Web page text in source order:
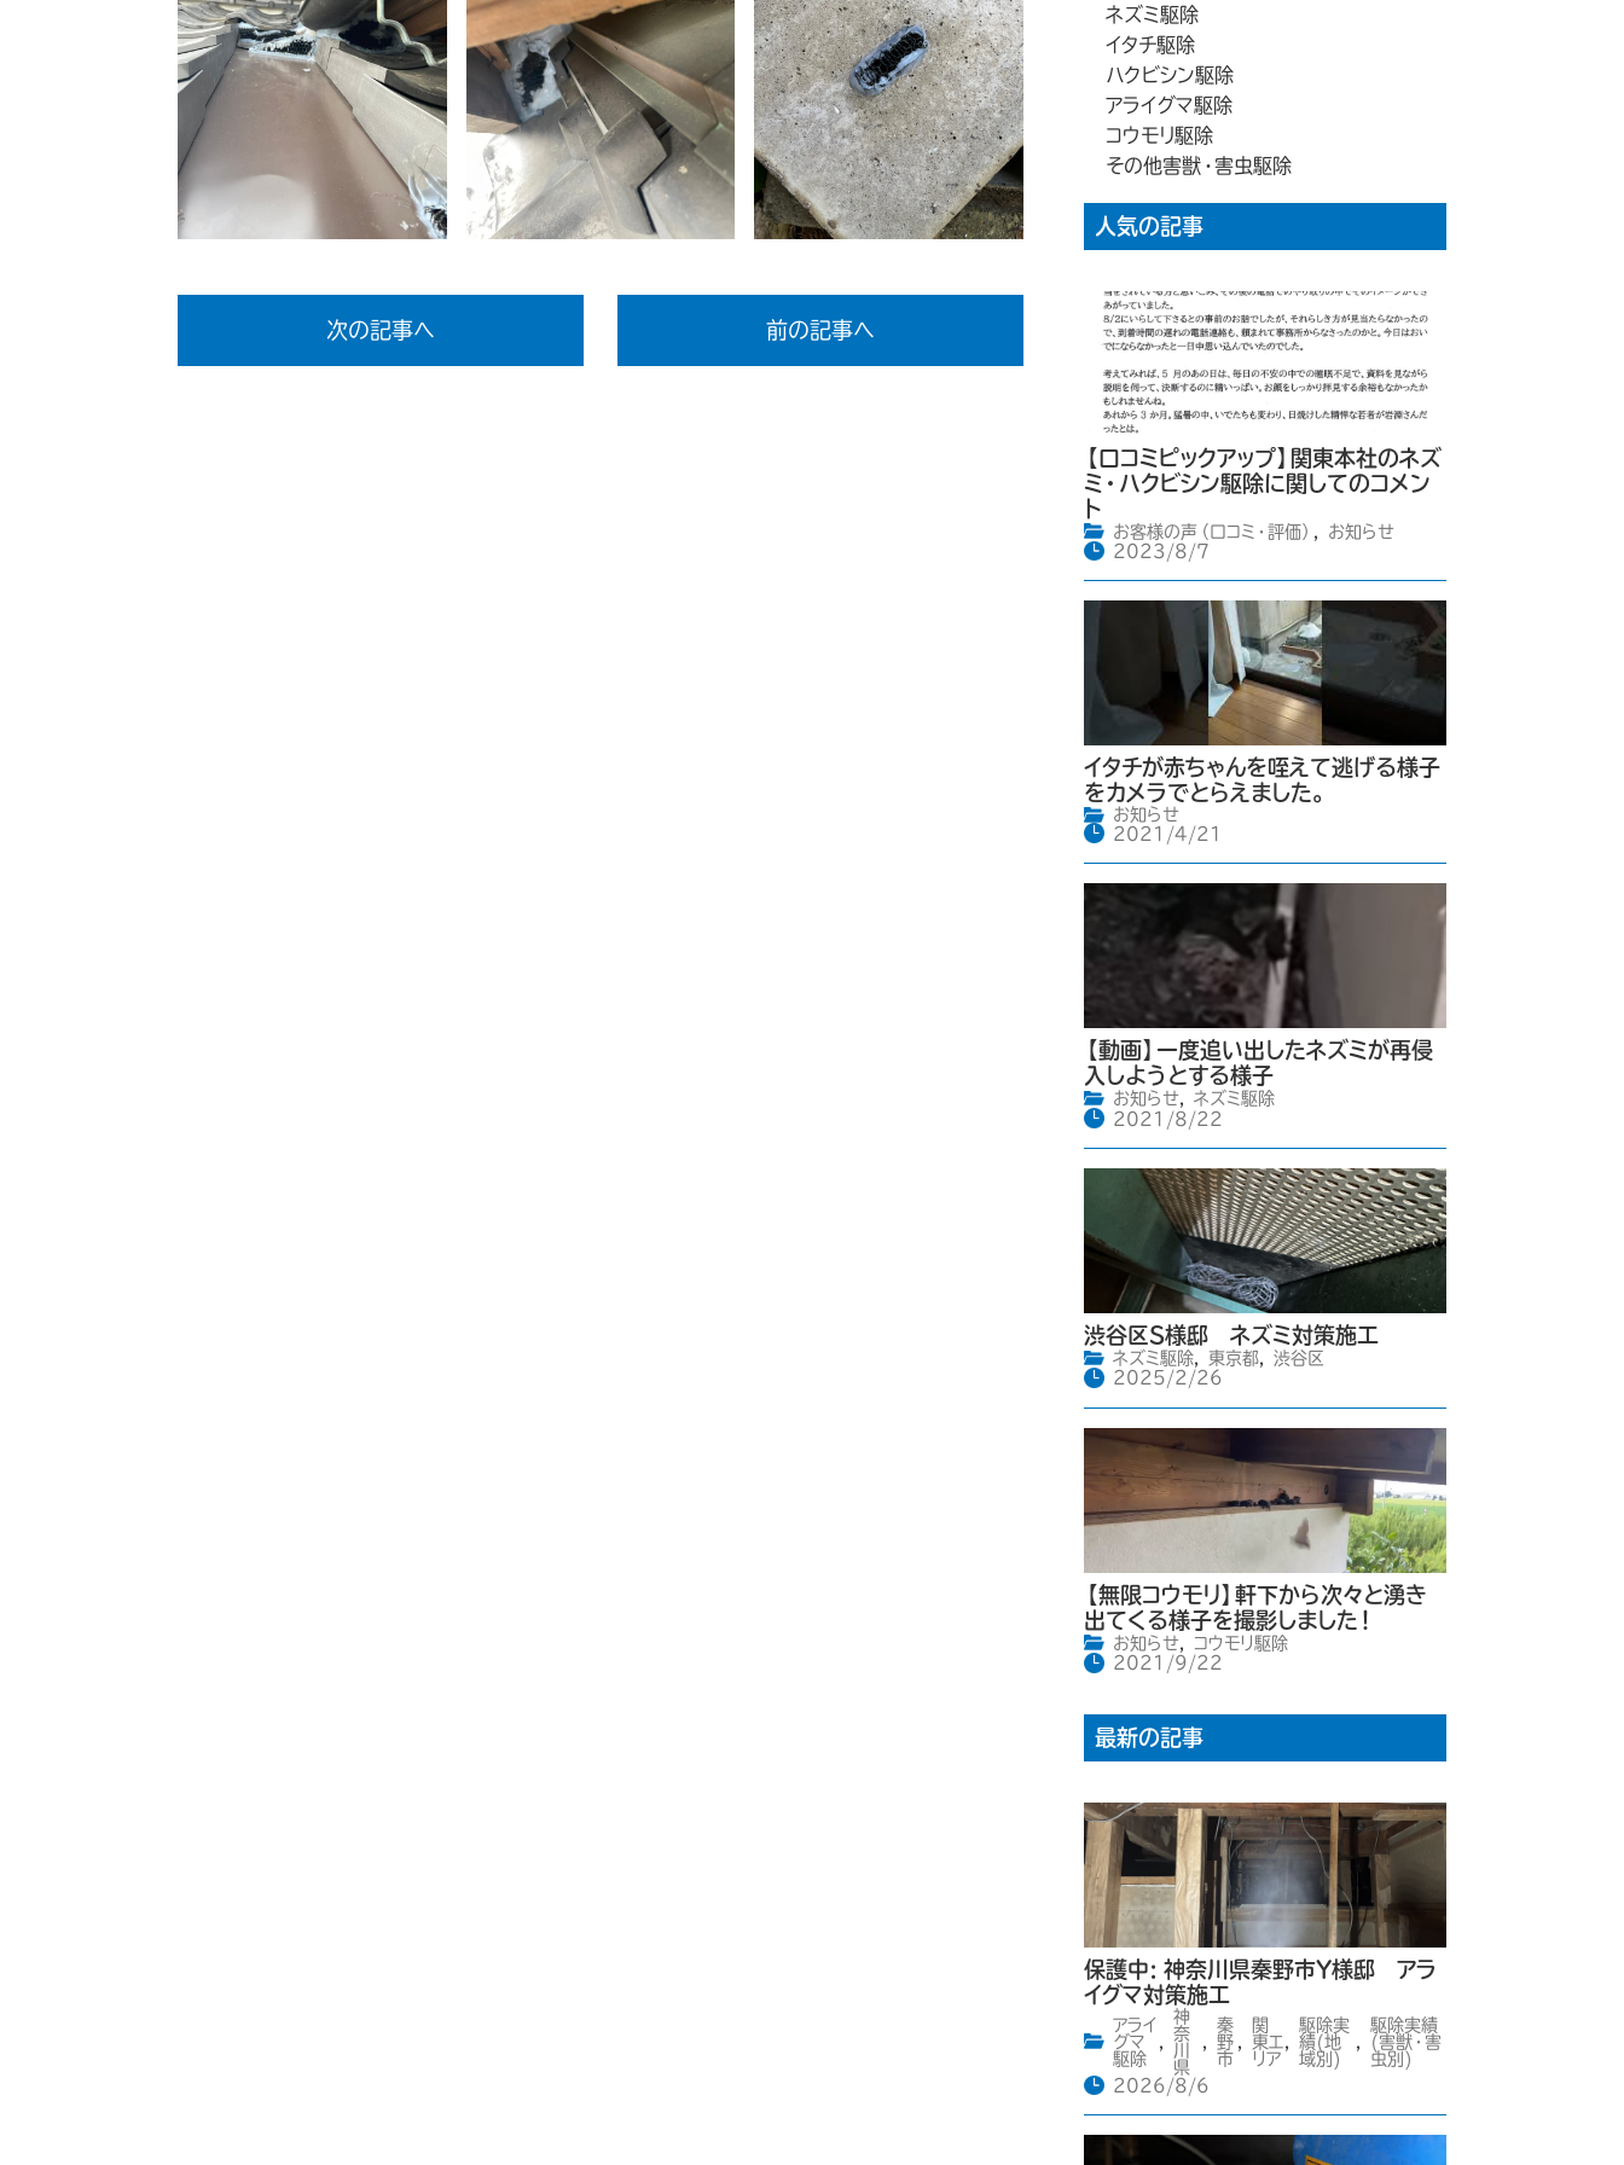
次の記事へ 前の記事へ
ネズミ駆除
イタチ駆除
ハクビシン駆除
アライグマ駆除
コウモリ駆除
その他害獣・害虫駆除
人気の記事
【口コミピックアップ】関東本社のネズ
ミ・ハクビシン駆除に関してのコメン
ト
お客様の声（口コミ・評価）
お知らせ
2023/8/7
イタチが赤ちゃんを咥えて逃げる様子
をカメラでとらえました。
お知らせ
2021/4/21
【動画】一度追い出したネズミが再侵
入しようとする様子
お知らせ,
ネズミ駆除
2021/8/22
渋谷区S様邸 ネズミ対策施工
ネズミ駆除, 東京都,
渋谷区
2025/2/26
【無限コウモリ】軒下から次々と湧き
出てくる様子を撮影しました！
お知らせ,
コウモリ駆除
2021/9/22
最新の記事
保護中: 神奈川県秦野市Y様邸 アラ
イグマ対策施工
アライ
グマ
駆除
神
奈
川
県
秦
野
市
関
東エ
リア
駆除実
績(地
域別)
駆除実績
(害獣・害
虫別)
2026/8/6